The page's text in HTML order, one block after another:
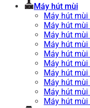
Máy hút mùi
Máy hút
Máy hút mùi
Máy hút
Máy hút mùi
Máy hút mùi
Máy hút mùi
Máy hút
Máy hút mùi
Máy hút
Máy hút mùi